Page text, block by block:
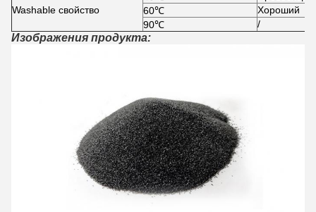
Washable свойство
60℃
Хороший
90℃
/
Изображения продукта: